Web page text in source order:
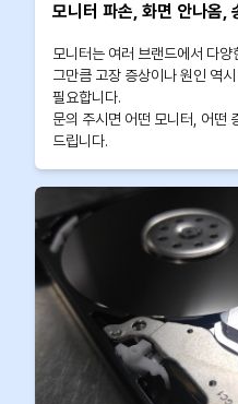
모니터 파손, 화면 안나옴,
모니터는 여러 브랜드에서 다
그만큼 고장 증상이나 원인 역
필요합니다.
문의 주시면 어떤 모니터, 어떤
드립니다.